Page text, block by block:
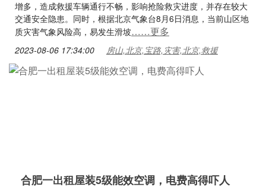
增多，造成救援车辆通行不畅，影响抢险救灾进度，并存在较大
交通安全隐患。同时，根据北京气象台8月6日消息，当前山区地
质灾害气象风险高，易发生滑坡……更多
2023-08-06 17:34:00 房山,北京,宝路,灾害,北京,救援
合肥一出租屋装5级能效空调，电费高得吓人